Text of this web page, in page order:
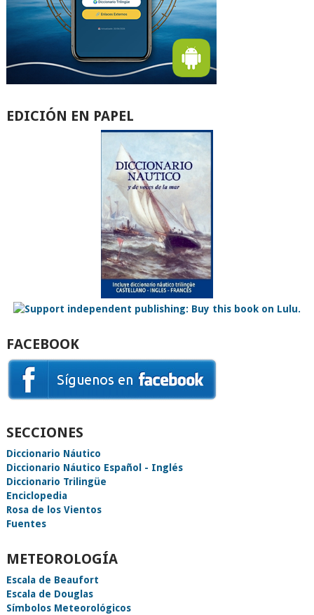
EDICIÓN EN PAPEL
FACEBOOK
SECCIONES
Diccionario Náutico
Diccionario Náutico Español - Inglés
Diccionario Trilingüe
Enciclopedia
Rosa de los Vientos
Fuentes
METEOROLOGÍA
Escala de Beaufort
Escala de Douglas
Símbolos Meteorológicos